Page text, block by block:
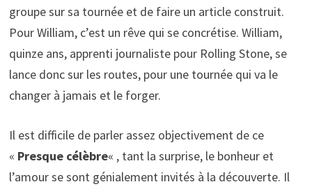
groupe sur sa tournée et de faire un article construit.
Pour William, c’est un rêve qui se concrétise. William,
quinze ans, apprenti journaliste pour Rolling Stone, se
lance donc sur les routes, pour une tournée qui va le
changer à jamais et le forger.
Il est difficile de parler assez objectivement de ce
« Presque célèbre« , tant la surprise, le bonheur et
l’amour se sont génialement invités à la découverte. Il